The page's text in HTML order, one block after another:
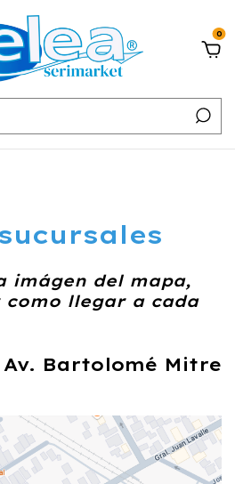
0
imágen del mapa,
llegar a cada
Av. Bartolomé Mitre